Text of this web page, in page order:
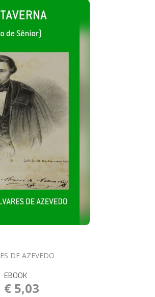
DE AZEVEDO
EBOOK
€ 5,03